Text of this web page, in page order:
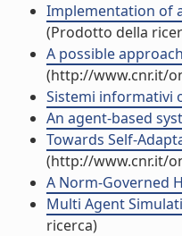
Implementation of
(Prodotto della
A possible
(http://www.cnr.it/
Sistemi informativi
An agent-based
Towards Self-
(http://www.cnr.it/
A Norm-Governed
Multi Agent
ricerca)